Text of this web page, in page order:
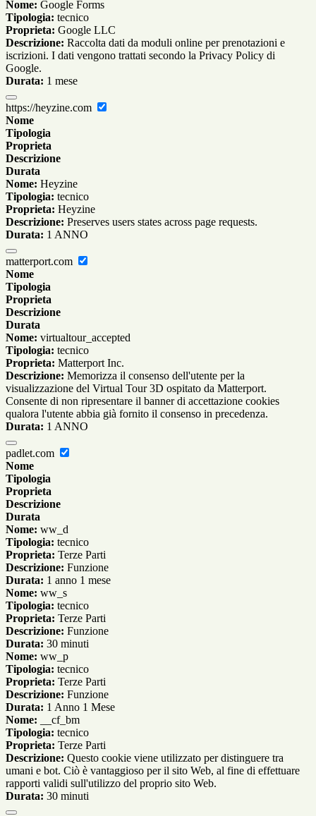
Nome: Google Forms
Tipologia: tecnico
Proprieta: Google LLC
Descrizione: Raccolta dati da moduli online per prenotazioni e
iscrizioni. I dati vengono trattati secondo la Privacy Policy di
Google.
Durata: 1 mese
https://heyzine.com
Nome
Tipologia
Proprieta
Descrizione
Durata
Nome: Heyzine
Tipologia: tecnico
Proprieta: Heyzine
Descrizione: Preserves users states across page requests.
Durata: 1 ANNO
matterport.com
Nome
Tipologia
Proprieta
Descrizione
Durata
Nome: virtualtour_accepted
Tipologia: tecnico
Proprieta: Matterport Inc.
Descrizione: Memorizza il consenso dell'utente per la
visualizzazione del Virtual Tour 3D ospitato da Matterport.
Consente di non ripresentare il banner di accettazione cookies
qualora l'utente abbia già fornito il consenso in precedenza.
Durata: 1 ANNO
padlet.com
Nome
Tipologia
Proprieta
Descrizione
Durata
Nome: ww_d
Tipologia: tecnico
Proprieta: Terze Parti
Descrizione: Funzione
Durata: 1 anno 1 mese
Nome: ww_s
Tipologia: tecnico
Proprieta: Terze Parti
Descrizione: Funzione
Durata: 30 minuti
Nome: ww_p
Tipologia: tecnico
Proprieta: Terze Parti
Descrizione: Funzione
Durata: 1 Anno 1 Mese
Nome: __cf_bm
Tipologia: tecnico
Proprieta: Terze Parti
Descrizione: Questo cookie viene utilizzato per distinguere tra
umani e bot. Ciò è vantaggioso per il sito Web, al fine di effettuare
rapporti validi sull'utilizzo del proprio sito Web.
Durata: 30 minuti